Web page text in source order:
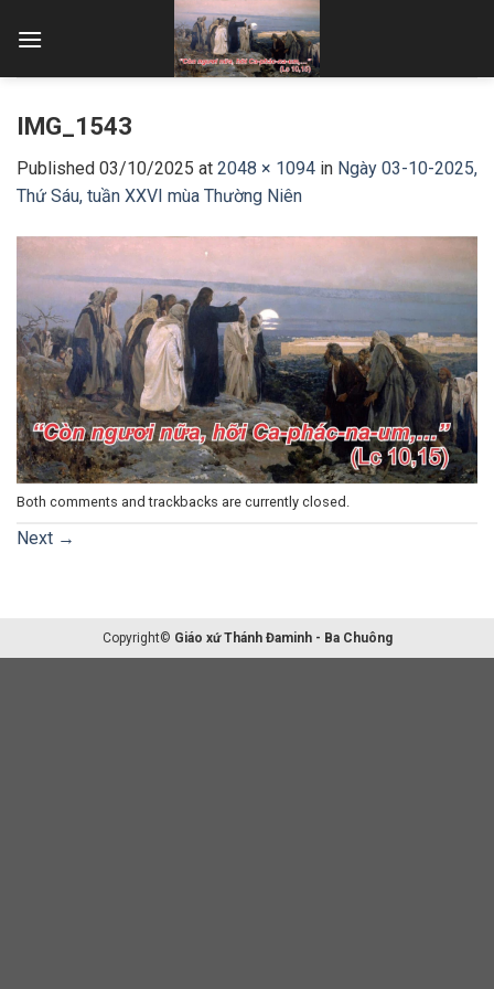
IMG_1543
Published 03/10/2025 at 2048 × 1094 in Ngày 03-10-2025,
Thứ Sáu, tuần XXVI mùa Thường Niên
Both comments and trackbacks are currently closed.
Next →
Copyright© Giáo xứ Thánh Đaminh - Ba Chuông